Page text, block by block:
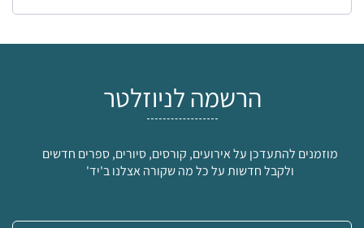
הרשמה לניוזלטר
מוזמנים להתעדכן על אירועים, קורסים, סיורים, ספרים חדשים
ולקבל חדשות על כל מה שקורה אצלנו ב'יד'